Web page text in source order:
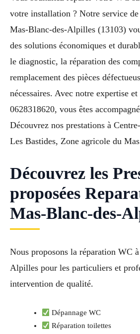
votre installation ? Notre service
Mas-Blanc-des-Alpilles (13103)
des solutions économiques et
le diagnostic, la réparation des
remplacement des pièces
nécessaires. Avec notre expertise
0628318620, vous êtes
Découvrez nos prestations à
Les Bastides, Zone agricole du
Découvrez les
proposées
Mas-Blanc-des-
Nous proposons la réparation WC
Alpilles pour les particuliers et
intervention de qualité.
Dépannage WC
Réparation toilettes